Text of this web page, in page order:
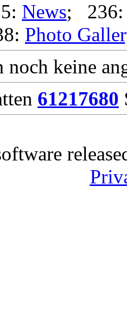
News;
Photo
noch keine
61217680